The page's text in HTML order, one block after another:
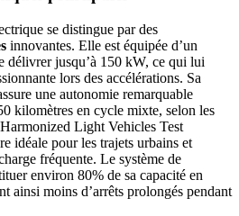
se distingue par des
innovantes. Elle est équipée d’un
délivrer jusqu’à 150 kW, ce qui lui
lors des accélérations. Sa
une autonomie remarquable
kilomètres en cycle mixte, selon les
Light Vehicles Test
idéale pour les trajets urbains et
fréquente. Le système de
environ 80% de sa capacité en
ainsi moins d’arrêts prolongés pendant